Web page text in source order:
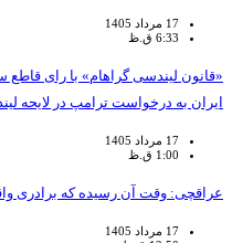
17 مرداد 1405
6:33 ق.ظ
«قانون لیندسی گراهام» با رای
ایران به درخواست ترامپ در لایحه
17 مرداد 1405
1:00 ق.ظ
عراقچی: وقت آن رسیده که برادری
17 مرداد 1405